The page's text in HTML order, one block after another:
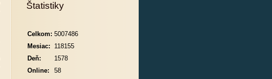
Štatistiky
Online: 58
Celkom: 5007486
Mesiac:
118155
Deň:
1578